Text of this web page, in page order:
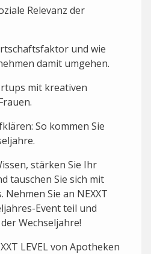
Relevanz der
und wie
damit umgehen.
mit kreativen
So kommen Sie
stärken Sie Ihr
tauschen Sie sich mit
Sie an NEXXT
Event teil und
Wechseljahre!
LEVEL von Apotheken